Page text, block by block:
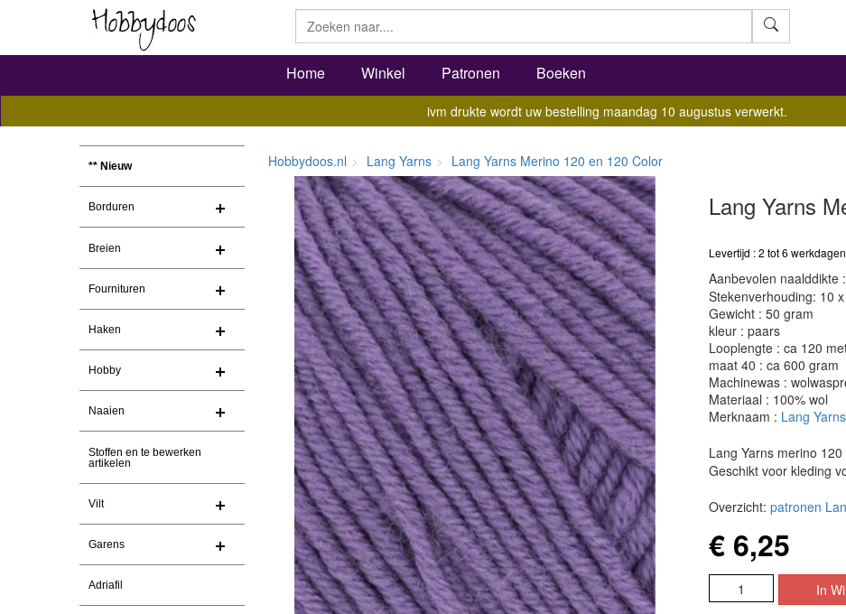
Home Winkel Patronen Boeken
ivm drukte wordt uw bestelling maandag 10 augustus verwerkt.
** Nieuw
Borduren
Breien
Fournituren
Haken
Hobby
Naaien
Stoffen en te bewerken
artikelen
Vilt
Garens
Adriafil
Hobbydoos.nl Lang Yarns Lang Yarns Merino 120 en 120 Color
Lang Yarns
Levertijd : 2 tot 6 werkdagen
Aanbevolen naalddikte
Stekenverhouding: 10
Gewicht : 50 gram
kleur : paars
Looplengte : ca 120
maat 40 : ca 600 gram
Machinewas :
Materiaal : 100% wol
Merknaam : Lang Yarns
Lang Yarns merino
Geschikt voor kleding
Overzicht: patronen
€ 6,25